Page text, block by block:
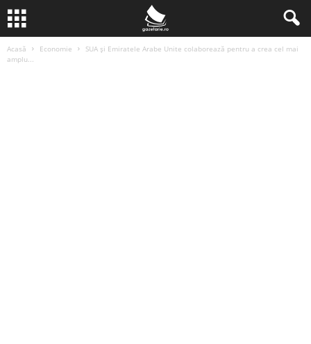
Acasă Economie
SUA și Emiratele Arabe Unite colaborează pentru a crea cel mai
amplu...